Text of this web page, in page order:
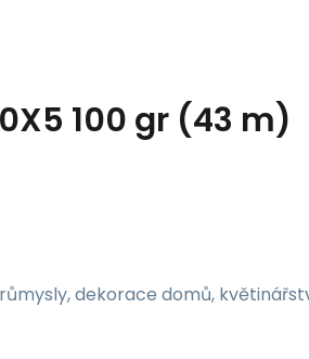
100 gr (43 m)
dekorace domů,